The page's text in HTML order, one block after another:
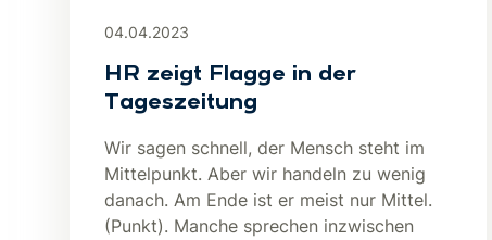
04.04.2023
HR zeigt Flagge in der
Tageszeitung
Wir sagen schnell, der Mensch steht im
Mittelpunkt. Aber wir handeln zu wenig
danach. Am Ende ist er meist nur Mittel.
(Punkt). Manche sprechen inzwischen